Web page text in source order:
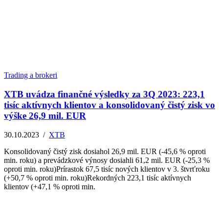
Trading a brokeri
XTB uvádza finančné výsledky za 3Q 2023: 223,1
tisíc aktívnych klientov a konsolidovaný čistý zisk vo
výške 26,9 mil. EUR
30.10.2023 / XTB
Konsolidovaný čistý zisk dosiahol 26,9 mil. EUR (-45,6 % oproti
min. roku) a prevádzkové výnosy dosiahli 61,2 mil. EUR (-25,3 %
oproti min. roku)Prírastok 67,5 tisíc nových klientov v 3. štvrťroku
(+50,7 % oproti min. roku)Rekordných 223,1 tisíc aktívnych
klientov (+47,1 % oproti min.